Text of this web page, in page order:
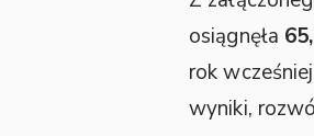
osiągnęła
rok
wyniki,